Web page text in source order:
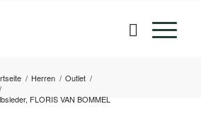
/ Herren / Outlet /
/
FLORIS VAN BOMMEL